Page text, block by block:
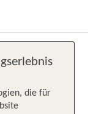
die für